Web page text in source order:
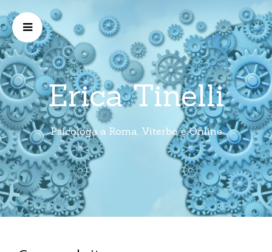
Erica Tinelli
Psicologa a Roma, Viterbo e Online